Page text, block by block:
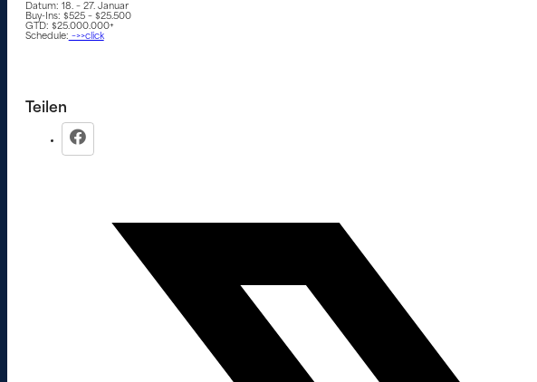
Datum: 18. – 27. Januar
Buy-Ins: $525 – $25.500
GTD: $25.000.000+
Schedule: –>>click
Teilen